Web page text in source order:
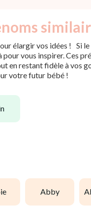
élargir vos idées ! Si le
vous inspirer. Ces
en restant fidèle à vos
votre futur bébé !
abby